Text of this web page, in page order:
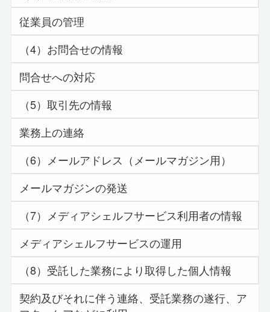
従業員の管理
（4）お問合せの情報
問合せへの対応
（5）取引先の情報
業務上の連絡
（6）メールアドレス（メールマガジン用）
メールマガジンの発送
（7）メディアシェルフサービス利用者の情報
メディアシェルフサービスの運用
（8）受託した業務により取得した個人情報
契約及びそれに伴う連絡、受託業務の遂行、ア